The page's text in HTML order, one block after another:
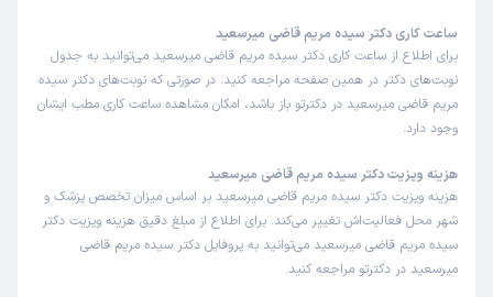
ساعت کاری دکتر سیده مریم قاضی میرسعید
برای اطلاع از ساعت کاری دکتر سیده مریم قاضی میرسعید می‌توانید به جدول
نوبت‌های دکتر در همین صفحه مراجعه کنید. در صورتی که نوبت‌های دکتر سیده
مریم قاضی میرسعید در دکترتو باز باشد، امکان مشاهده ساعت کاری مطب ایشان
وجود دارد.
هزینه ویزیت دکتر سیده مریم قاضی میرسعید
هزینه ویزیت دکتر سیده مریم قاضی میرسعید بر اساس میزان تخصص پزشک و
شهر محل فعالیت‌اش تغییر می‌کند. برای اطلاع از مبلغ دقیق هزینه ویزیت دکتر
سیده مریم قاضی میرسعید می‌توانید به پروفایل دکتر سیده مریم قاضی
میرسعید در دکترتو مراجعه کنید.